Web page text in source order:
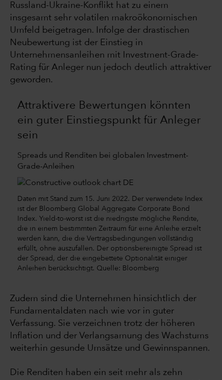
Russland-Ukraine-Konflikt hat zu einem
insgesamt sehr volatilen makroökonomischen
Umfeld beigetragen. Infolge der drastischen
Neubewertung ist der Einstieg in
Unternehmensanleihen mit Investment-Grade-
Rating für Anleger nun jedoch deutlich attraktiver
geworden.
Attraktivere Bewertungen könnten
ein guter Einstiegspunkt für Anleger
sein
Spreads und Renditen bei globalen Investment-
Grade-Anleihen
Daten mit Stand zum 15. Juni 2022. Der verwendete Index
ist der Bloomberg Global Aggregate Corporate Bond
Index. Yield-to-worst ist die niedrigste mögliche Rendite,
die in einem bestimmten Zeitraum für eine Anleihe erzielt
werden kann, die die Vertragsbedingungen vollständig
erfüllt, ohne auszufallen. Der optionsbereinigte Spread ist
der Spread, der die eingebettete Optionalität einiger
Anleihen berücksichtigt. Quelle: Bloomberg
Zudem sind die Unternehmen hinsichtlich der
Fundamentaldaten nach wie vor in guter
Verfassung. Sie verzeichnen trotz der höheren
Inflation und der Verlangsamung des Wachstums
weiterhin gesunde Umsätze und Gewinnspannen.
Die Renditen haben ein seit mehr als zehn